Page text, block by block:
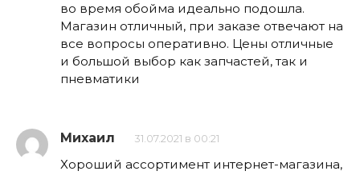
во время обойма идеально подошла.
Магазин отличный, при заказе отвечают на
все вопросы оперативно. Цены отличные
и большой выбор как запчастей, так и
пневматики
Михаил 31.07.2021 в 00:21
Хороший ассортимент интернет-магазина,